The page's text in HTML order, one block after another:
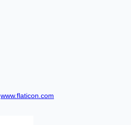
www.flaticon.com